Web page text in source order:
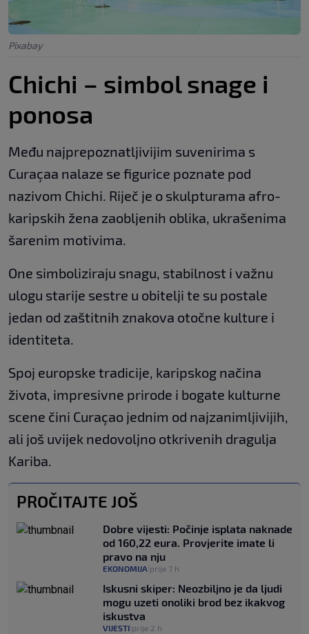
Pixabay
Chichi – simbol snage i
ponosa
Među najprepoznatljivijim suvenirima s
Curaçaa nalaze se figurice poznate pod
nazivom Chichi. Riječ je o skulpturama afro-
karipskih žena zaobljenih oblika, ukrašenima
šarenim motivima.
One simboliziraju snagu, stabilnost i važnu
ulogu starije sestre u obitelji te su postale
jedan od zaštitnih znakova otočne kulture i
identiteta.
Spoj europske tradicije, karipskog načina
života, impresivne prirode i bogate kulturne
scene čini Curaçao jednim od najzanimljivijih,
ali još uvijek nedovoljno otkrivenih dragulja
Kariba.
PROČITAJTE JOŠ
Dobre vijesti: Počinje isplata naknade
od 160,22 eura. Provjerite imate li
pravo na nju
EKONOMIJA prije 7 h
Iskusni skiper: Neozbiljno je da ljudi
mogu uzeti onoliki brod bez ikakvog
iskustva
VIJESTI prije 2 h